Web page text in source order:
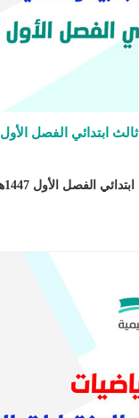
ابتدائي الفصل الأول 1447هـ
الفصل الأول 1447هـ ..